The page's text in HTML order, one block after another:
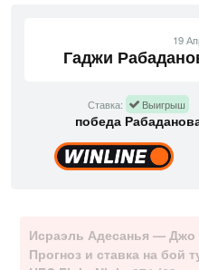
19
Гаджи
Ставка: Выигрыш
победа
Исраэль Адесанья —
Прогноз и ставка на бой